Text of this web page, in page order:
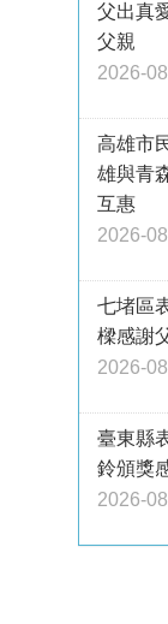
父出真
父親
2026-
高雄市
雄與青
互惠
2026-
七堵區
樑感謝
2026-
臺東縣
鈴頒獎
2026-